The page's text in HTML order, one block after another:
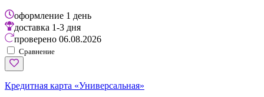
оформление 1 день
доставка 1-3 дня
проверено 06.08.2026
Сравнение
Кредитная карта «Универсальная»